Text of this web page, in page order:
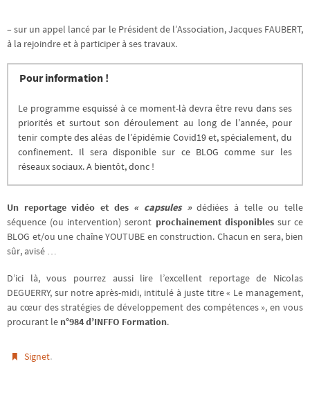
– sur un appel lancé par le Président de l’Association, Jacques FAUBERT,
à la rejoindre et à participer à ses travaux.
Pour information !
Le programme esquissé à ce moment-là devra être revu dans ses
priorités et surtout son déroulement au long de l’année, pour
tenir compte des aléas de l’épidémie Covid19 et, spécialement, du
confinement. Il sera disponible sur ce BLOG comme sur les
réseaux sociaux. A bientôt, donc !
Un reportage vidéo et des « capsules »dédiées à telle ou telle
séquence (ou intervention) seront prochainement disponiblessur ce
BLOG et/ou une chaîne YOUTUBE en construction. Chacun en sera, bien
sûr, avisé …
D’ici là, vous pourrez aussi lire l’excellent reportage de Nicolas
DEGUERRY, sur notre après-midi, intitulé à juste titre « Le management,
au cœur des stratégies de développement des compétences », en vous
procurant le n°984 d’INFFO Formation.
Signet.